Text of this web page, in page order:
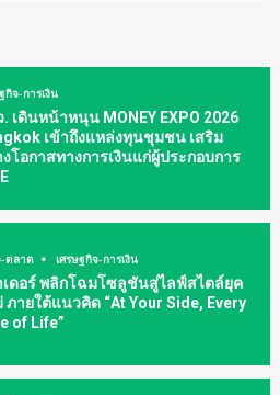
กิจ-การเงิน
. เดินหน้าหนุน MONEY EXPO 2026
เข้าถึงแหล่งทุนชุมชน เสริม
งโอกาสทางการเงินแก่ผู้ประกอบการ
-ตลาด เศรษฐกิจ-การเงิน
เดอร์ พลิกโฉมโซลูชันสู่ไลฟ์สไตล์ยุค
ภายใต้แนวคิด “At Your Side, Every
of Life”